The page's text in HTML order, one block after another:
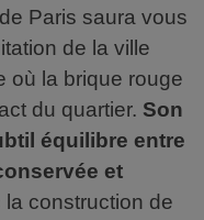
Paris saura vous
de la ville
où la brique rouge
du quartier. Son
équilibre entre
et
la construction de